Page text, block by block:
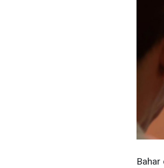
Bahar